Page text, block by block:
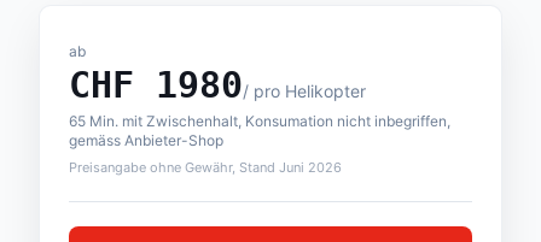
ab
CHF 1980/ pro Helikopter
65 Min. mit Zwischenhalt, Konsumation nicht inbegriffen,
gemäss Anbieter-Shop
Preisangabe ohne Gewähr, Stand Juni 2026